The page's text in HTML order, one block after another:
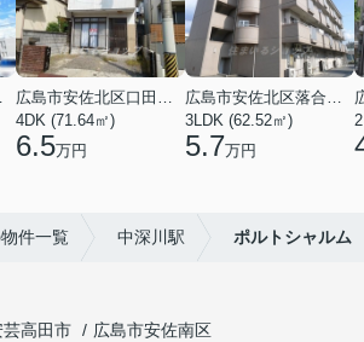
目
広島市安佐北区口田５丁目
4DK (71.64㎡)
6.5万円
広島市安佐北区落合２丁目
3LDK (62.52㎡)
5.7万円
件一覧 中深川駅 ポルトシャルム
芸高田市
広島市安佐南区